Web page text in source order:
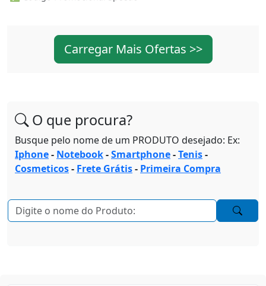
Carregar Mais Ofertas >>
O que procura?
Busque pelo nome de um PRODUTO desejado: Ex:
Iphone- Notebook-Smartphone-Tenis-
Cosmeticos- Frete Grátis- Primeira Compra